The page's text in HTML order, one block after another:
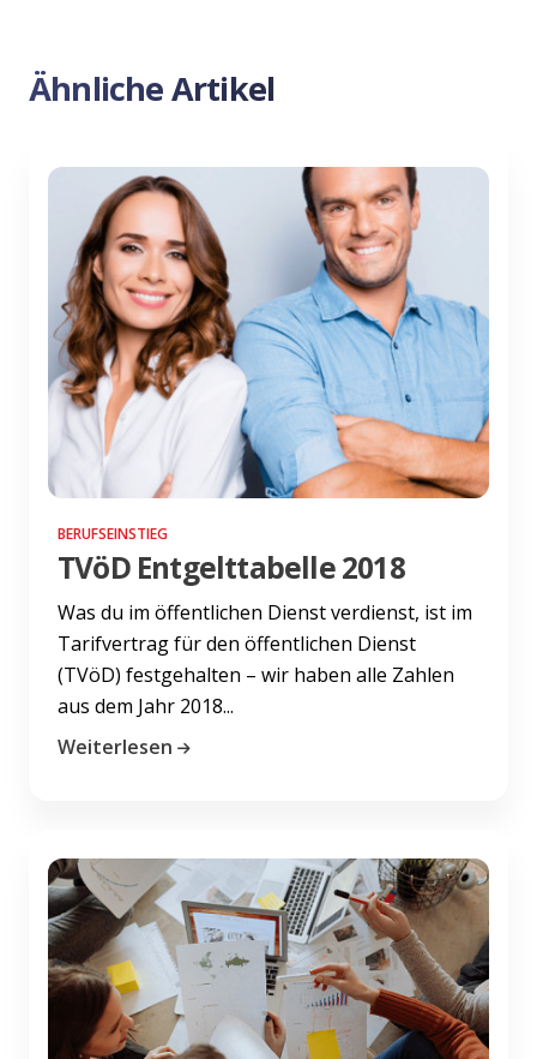
Ähnliche Artikel
BERUFSEINSTIEG
TVöD Entgelttabelle 2018
Was du im öffentlichen Dienst verdienst, ist im
Tarifvertrag für den öffentlichen Dienst
(TVöD) festgehalten – wir haben alle Zahlen
aus dem Jahr 2018...
Weiterlesen